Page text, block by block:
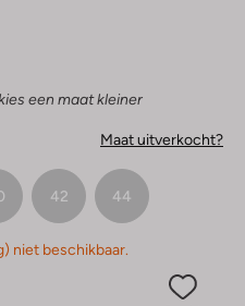
een maat kleiner
Maat uitverkocht?
42 44
niet beschikbaar.